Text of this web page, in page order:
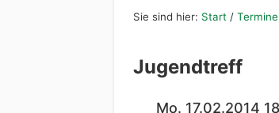
Sie sind hier: Start / Termine
Jugendtreff
Mo. 17.02.2014